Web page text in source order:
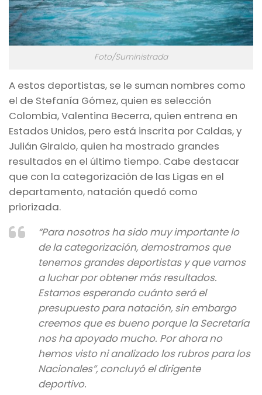
Foto/Suministrada
A estos deportistas, se le suman nombres como
el de Stefanía Gómez, quien es selección
Colombia, Valentina Becerra, quien entrena en
Estados Unidos, pero está inscrita por Caldas, y
Julián Giraldo, quien ha mostrado grandes
resultados en el último tiempo. Cabe destacar
que con la categorización de las Ligas en el
departamento, natación quedó como
priorizada.
“Para nosotros ha sido muy importante lo
de la categorización, demostramos que
tenemos grandes deportistas y que vamos
a luchar por obtener más resultados.
Estamos esperando cuánto será el
presupuesto para natación, sin embargo
creemos que es bueno porque la Secretaría
nos ha apoyado mucho. Por ahora no
hemos visto ni analizado los rubros para los
Nacionales”, concluyó el dirigente
deportivo.